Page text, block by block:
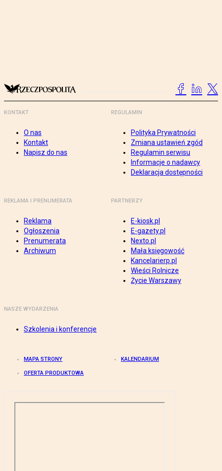
KONTAKT
O nas
Kontakt
Napisz do nas
REGULAMIN
Polityka Prywatności
Zmiana ustawień zgód
Regulamin serwisu
Informacje o nadawcy
Deklaracja dostępności
REKLAMA I PRENUMERATA
Reklama
Ogłoszenia
Prenumerata
Archiwum
PARTNERZY
E-kiosk.pl
E-gazety.pl
Nexto.pl
Mała księgowość
Kancelarierp.pl
Wieści Rolnicze
Życie Warszawy
NASZE WYDARZENIA
Szkolenia i konferencje
MAPA STRONY KALENDARIUM
OFERTA PRODUKTOWA